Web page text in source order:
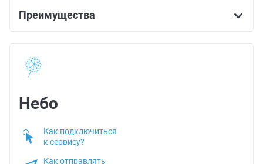
Преимущества
Небо
Как подключиться
к сервису?
Как отправлять